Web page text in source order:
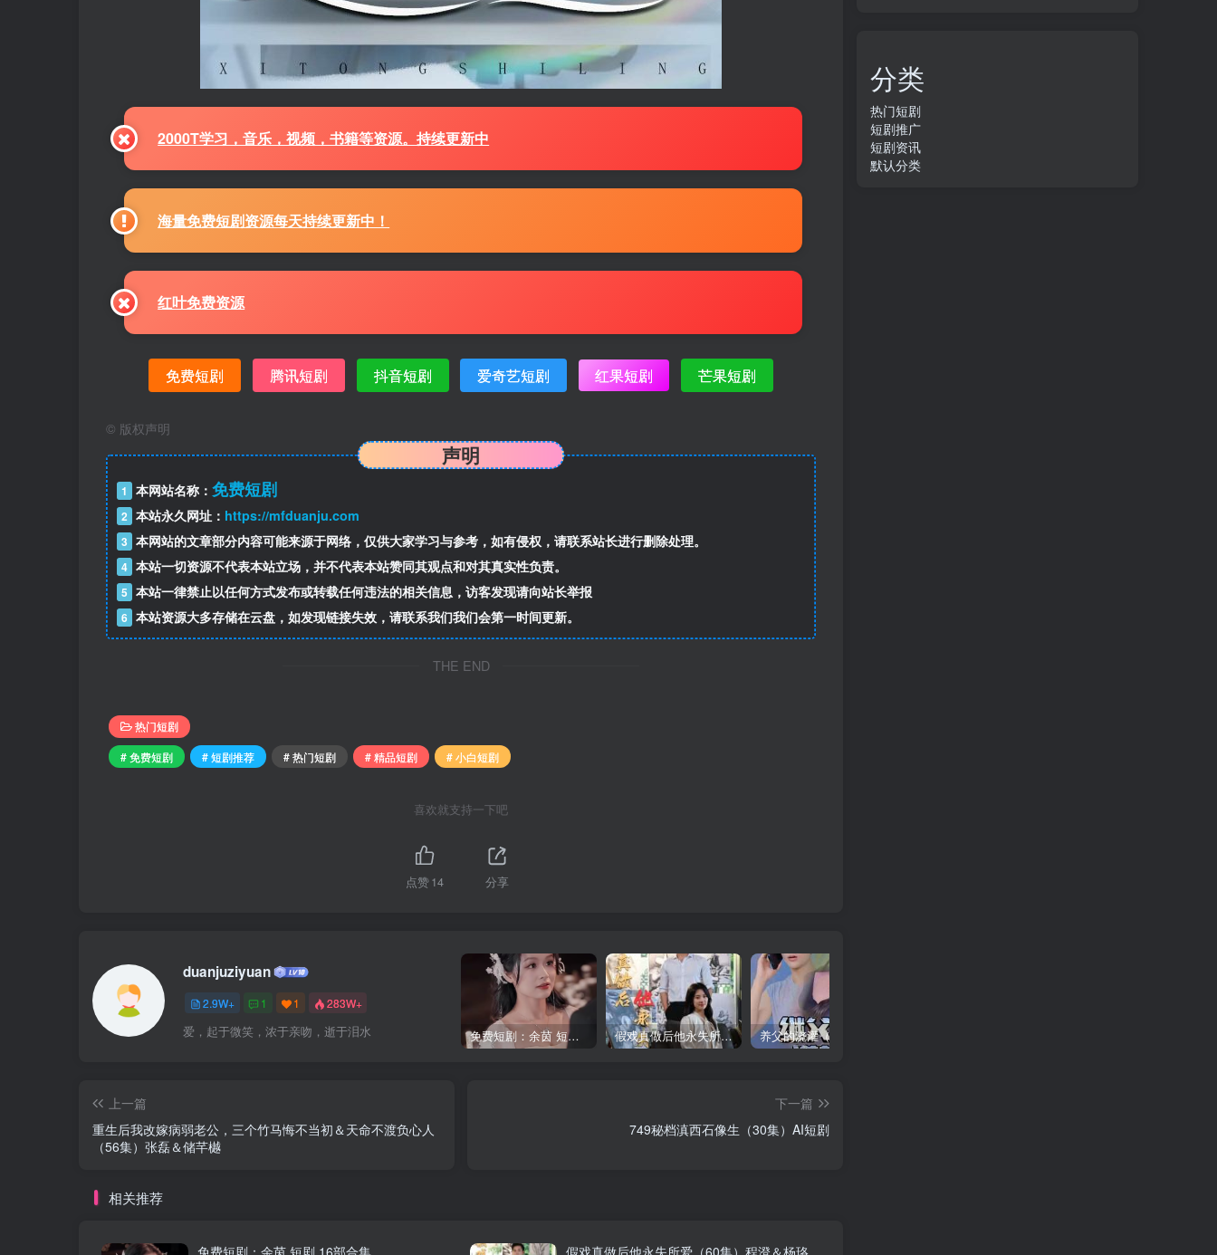
2000T学习，音乐，视频，书籍等资源。持续更新中
海量免费短剧资源每天持续更新中！
红叶免费资源
免费短剧 腾讯短剧 抖音短剧 爱奇艺短剧 红果短剧 芒果短剧
© 版权声明
声明
1 本网站名称： 免费短剧
2 本站永久网址： https://mfduanju.com
3 本网站的文章部分内容可能来源于网络，仅供大家学习与参考，如有侵权，请联系站长进行删除处理。
4 本站一切资源不代表本站立场，并不代表本站赞同其观点和对其真实性负责。
5 本站一律禁止以任何方式发布或转载任何违法的相关信息，访客发现请向站长举报
6 本站资源大多存储在云盘，如发现链接失效，请联系我们我们会第一时间更新。
THE END
热门短剧
# 免费短剧
# 短剧推荐 # 热门短剧 # 精品短剧 # 小白短剧
喜欢就支持一下吧
点赞14 分享
duanjuziyuan
2.9W+ 1 1 283W+
爱，起于微笑，浓于亲吻，逝于泪水 免费短剧：余茵 短剧 16部合集 假戏真做后他永失所爱（60集）程澄＆杨珞仟
上一篇
重生后我改嫁病弱老公，三个竹马悔不当初＆天命不渡负心人
（56集）张磊＆储芊樾
下一篇
749秘档滇西石像生（30集）AI短剧
相关推荐
免费短剧：余茵 短剧 16部合集
假戏真做后他永失所爱（60集）程澄＆杨珞
分类
热门短剧
短剧推广
短剧资讯
默认分类